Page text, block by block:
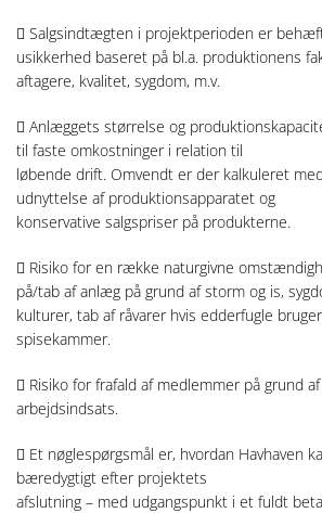
 Salgsindtægten i projektperioden er
usikkerhed baseret på bl.a. produktionens
aftagere, kvalitet, sygdom, m.v.
 Anlæggets størrelse og
til faste omkostninger i relation til
løbende drift. Omvendt er der kalkuleret
udnyttelse af produktionsapparatet og
konservative salgspriser på produkterne.
 Risiko for en række naturgivne
på/tab af anlæg på grund af storm og is,
kulturer, tab af råvarer hvis edderfugle
spisekammer.
 Risiko for frafald af medlemmer på grund
arbejdsindsats.
 Et nøglespørgsmål er, hvordan Havhaven
bæredygtigt efter projektets
afslutning – med udgangspunkt i et fuldt